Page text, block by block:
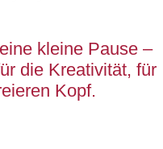
kleine Pause –
die Kreativität, für
Kopf.